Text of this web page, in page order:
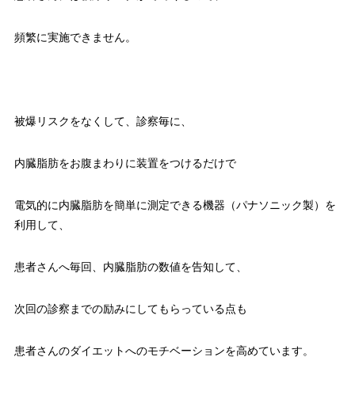
頻繁に実施できません。
被爆リスクをなくして、診察毎に、
内臓脂肪をお腹まわりに装置をつけるだけで
電気的に内臓脂肪を簡単に測定できる機器（パナソニック製）を
利用して、
患者さんへ毎回、内臓脂肪の数値を告知して、
次回の診察までの励みにしてもらっている点も
患者さんのダイエットへのモチベーションを高めています。